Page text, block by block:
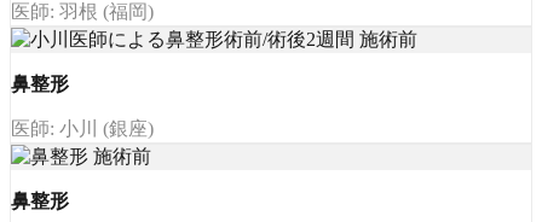
医師: 羽根 (福岡)
鼻整形
医師: 小川 (銀座)
鼻整形